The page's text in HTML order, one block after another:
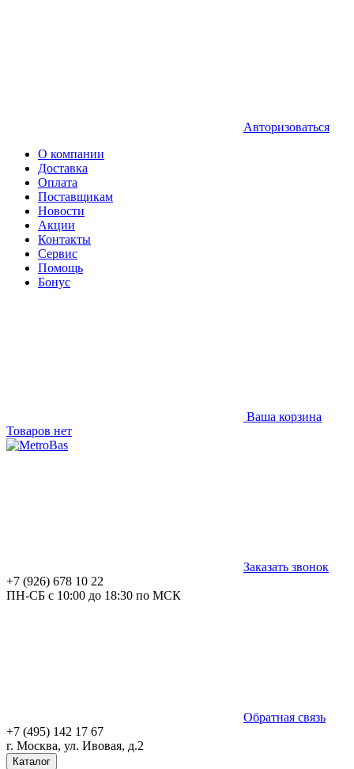
Авторизоваться
О компании
Доставка
Оплата
Поставщикам
Новости
Акции
Контакты
Сервис
Помощь
Бонус
Ваша корзина
Товаров нет
Заказать звонок
+7 (926) 678 10 22
ПН-СБ с 10:00 до 18:30 по МСК
Обратная связь
+7 (495) 142 17 67
г. Москва, ул. Ивовая, д.2
Каталог